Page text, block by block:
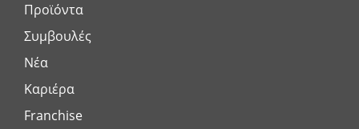
Προϊόντα
Συμβουλές
Νέα
Καριέρα
Franchise